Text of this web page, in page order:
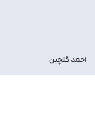
احمد گلچین